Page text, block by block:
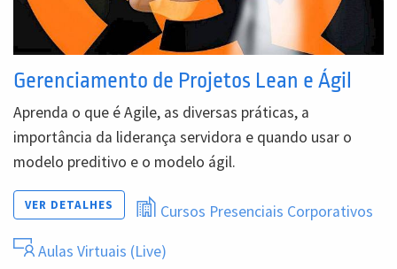
Gerenciamento de Projetos Lean e Ágil
Aprenda o que é Agile, as diversas práticas, a
importância da liderança servidora e quando usar o
modelo preditivo e o modelo ágil.
VER DETALHES Cursos Presenciais Corporativos
Aulas Virtuais (Live)